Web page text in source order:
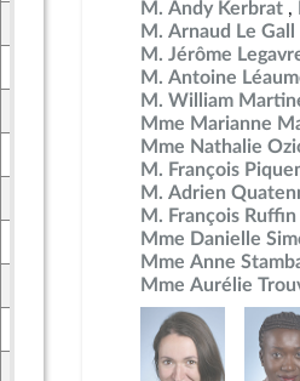
M. Andy Kerbrat
M. Arnaud Le Gall
M. Jérôme
M. Antoine
M. William
Mme Marianne
Mme Nathalie
M. François
M. Adrien
M. François Ruffin
Mme Danielle
Mme Anne
Mme Aurélie